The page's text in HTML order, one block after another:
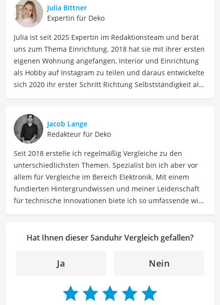
Julia Bittner
Expertin für Deko
Julia ist seit 2025 Expertin im Redaktionsteam und berät
uns zum Thema Einrichtung. 2018 hat sie mit ihrer ersten
eigenen Wohnung angefangen, Interior und Einrichtung
als Hobby auf Instagram zu teilen und daraus entwickelte
sich 2020 ihr erster Schritt Richtung Selbstständigkeit als
oder ihr bei der Content Creation helfen. Wenn sie nicht
gerade dekoriert oder fotografiert, liest und puzzelt sie
gern. Außerdem ist sie immer auf der Suche nach neuer
Inspiration.
Der Sanduhr-Vergleich ist aus unserer Sicht besonders
empfehlenswert für Zeitmanagementund Entspannung
Jacob Lange
Redakteur für Deko
Seit 2018 erstelle ich regelmäßig Vergleiche zu den
unterschiedlichsten Themen. Spezialist bin ich aber vor
allem für Vergleiche im Bereich Elektronik. Mit einem
fundierten Hintergrundwissen und meiner Leidenschaft
für technische Innovationen biete ich so umfassende wie
detaillierte Produktvergleiche, Kaufberatungen und
sowohl informierte Entscheidungen zu treffen als auch
die besten elektronischen Lösungen für ihre Bedürfnisse
Der Sanduhr-Vergleich ist aus unserer Sicht besonders
Hat Ihnen dieser Sanduhr Vergleich gefallen?
Ja Nein